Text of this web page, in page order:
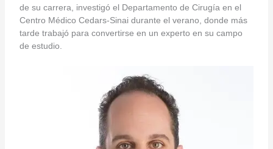
de su carrera, investigó el Departamento de Cirugía en el
Centro Médico Cedars-Sinai durante el verano, donde más
tarde trabajó para convertirse en un experto en su campo
de estudio.